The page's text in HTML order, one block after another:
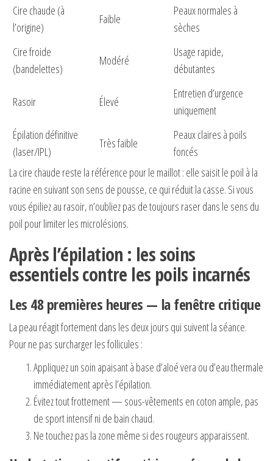
Cire chaude (à
l’origine)
Faible
Peaux normales à
sèches
Cire froide
(bandelettes)
Modéré
Usage rapide,
débutantes
Rasoir Élevé
Entretien d’urgence
uniquement
Épilation définitive
(laser/IPL)
Très faible
Peaux claires à poils
foncés
La cire chaude reste la référence pour le maillot : elle saisit le poil à la
racine en suivant son sens de pousse, ce qui réduit la casse. Si vous
vous épiliez au rasoir, n’oubliez pas de toujours raser dans le sens du
poil pour limiter les microlésions.
Après l’épilation : les soins
essentiels contre les poils incarnés
Les 48 premières heures — la fenêtre critique
La peau réagit fortement dans les deux jours qui suivent la séance.
Pour ne pas surcharger les follicules :
Appliquez un soin apaisant à base d’aloé vera ou d’eau thermale
immédiatement après l’épilation.
Évitez tout frottement — sous-vêtements en coton ample, pas
de sport intensif ni de bain chaud.
Ne touchez pas la zone même si des rougeurs apparaissent.